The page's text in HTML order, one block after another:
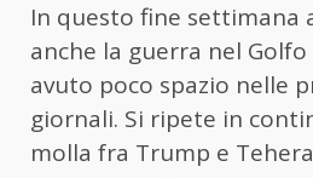
In questo fine settimana
anche la guerra nel
avuto poco spazio nelle
giornali. Si ripete in
molla fra Trump e